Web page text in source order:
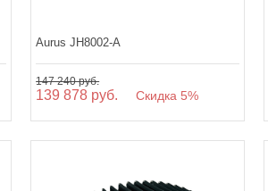
Aurus JH8002-A
147 240 руб.
139 878 руб. Скидка 5%